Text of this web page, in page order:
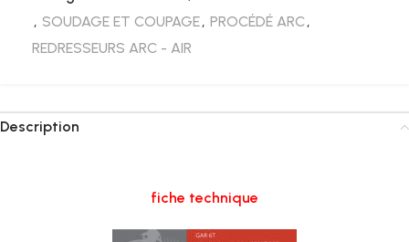
, SOUDAGE ET COUPAGE, PROCÉDÉ ARC ,
REDRESSEURS ARC - AIR
Description
fiche technique